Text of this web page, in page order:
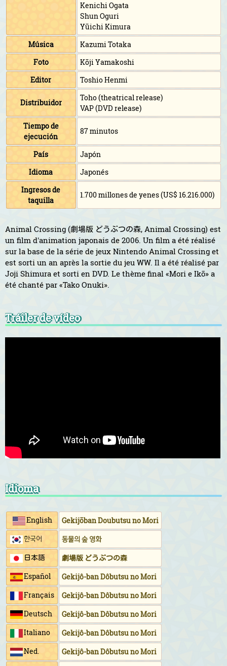
Kenichi Ogata
Shun Oguri
Yūichi Kimura
Música
Kazumi Totaka
Foto
Kōji Yamakoshi
Editor
Toshio Henmi
Distribuidor
Toho (theatrical release)
VAP (DVD release)
Tiempo de
ejecución
87 minutos
País
Japón
Idioma
Japonés
Ingresos de
taquilla
1.700 millones de yenes (US$ 16.216.000)
Animal Crossing (劇場版 どうぶつの森, Animal Crossing) est
un film d'animation japonais de 2006. Un film a été réalisé
sur la base de la série de jeux Nintendo Animal Crossing et
est sorti un an après la sortie du jeu WW. Il a été réalisé par
Joji Shimura et sorti en DVD. Le thème final «Mori e Ikō» a
été chanté par «Tako Onuki».
Tráiler de vídeo
Idioma
English
Gekijōban Doubutsu no Mori
한국어
동물의 숲 영화
日本語
劇場版 どうぶつの森
Español
Gekijô-ban Dôbutsu no Mori
Français
Gekijô-ban Dôbutsu no Mori
Deutsch
Gekijô-ban Dôbutsu no Mori
Italiano
Gekijô-ban Dôbutsu no Mori
Ned.
Gekijô-ban Dôbutsu no Mori